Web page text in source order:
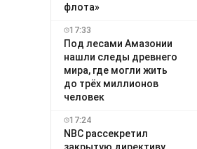
флота»
17:33
Под лесами Амазонии
нашли следы древнего
мира, где могли жить
до трёх миллионов
человек
17:24
NBC рассекретил
закрытую директиву